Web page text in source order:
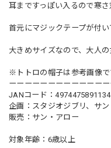
耳まですっぽい入るので寒
首元にマジックテープが付
大きめサイズなので、大人
※トトロの帽子は参考画像で
ーーーーーーーーーーーーー
JANコード：4974475891134
企画：スタジオジブリ、サン
販売：サン・アロー
対象年齢：6歳以上